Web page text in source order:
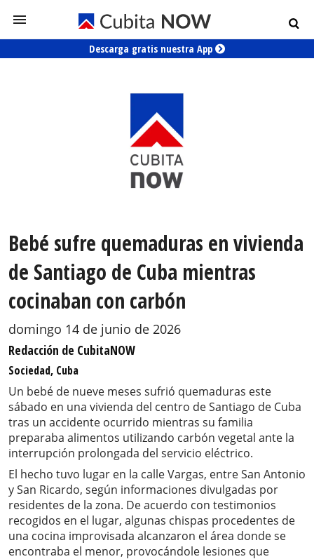
Descarga gratis nuestra App
Bebé sufre quemaduras en vivienda
de Santiago de Cuba mientras
cocinaban con carbón
domingo 14 de junio de 2026
Redacción de CubitaNOW
Sociedad, Cuba
Un bebé de nueve meses sufrió quemaduras este
sábado en una vivienda del centro de Santiago de Cuba
tras un accidente ocurrido mientras su familia
preparaba alimentos utilizando carbón vegetal ante la
interrupción prolongada del servicio eléctrico.
El hecho tuvo lugar en la calle Vargas, entre San Antonio
y San Ricardo, según informaciones divulgadas por
residentes de la zona. De acuerdo con testimonios
recogidos en el lugar, algunas chispas procedentes de
una cocina improvisada alcanzaron el área donde se
encontraba el menor, provocándole lesiones que